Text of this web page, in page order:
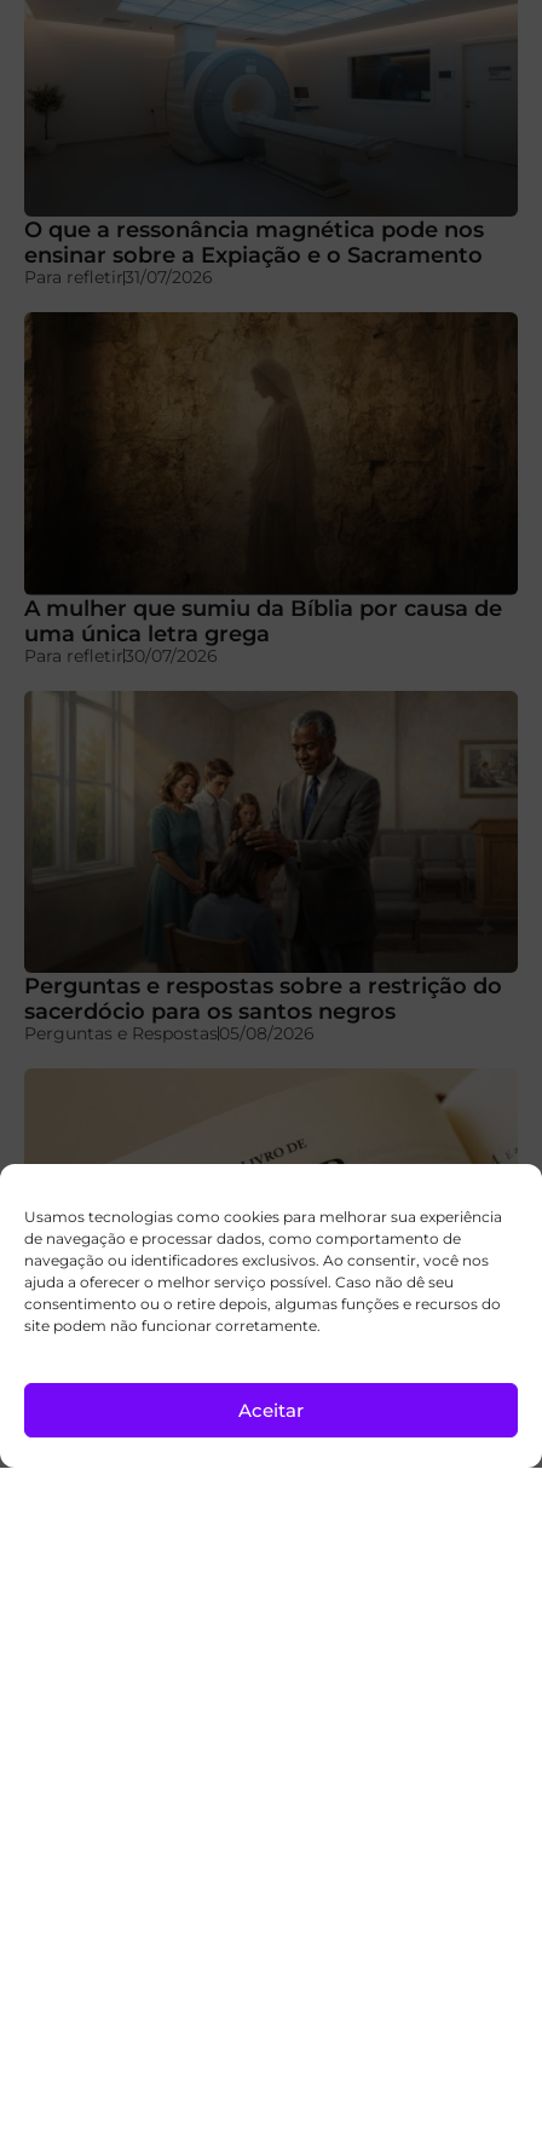
Usamos tecnologias como cookies para melhorar sua experiência
de navegação e processar dados, como comportamento de
navegação ou identificadores exclusivos. Ao consentir, você nos
ajuda a oferecer o melhor serviço possível. Caso não dê seu
consentimento ou o retire depois, algumas funções e recursos do
site podem não funcionar corretamente.
Aceitar
O que a ressonância magnética pode nos
ensinar sobre a Expiação e o Sacramento
Para refletir31/07/2026
A mulher que sumiu da Bíblia por causa de
uma única letra grega
Para refletir30/07/2026
Perguntas e respostas sobre a restrição do
sacerdócio para os santos negros
Perguntas e Respostas05/08/2026
a Ester 4:14